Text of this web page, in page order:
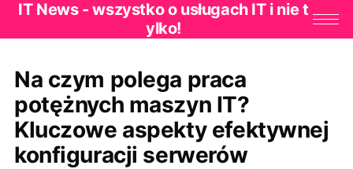
IT News - wszystko o usługach IT i nie t
ylko!
Na czym polega praca
potężnych maszyn IT?
Kluczowe aspekty efektywnej
konfiguracji serwerów